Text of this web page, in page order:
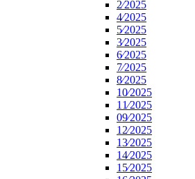
2⁄2025
4⁄2025
5⁄2025
3⁄2025
6⁄2025
7⁄2025
8⁄2025
10⁄2025
11⁄2025
09⁄2025
12⁄2025
13⁄2025
14⁄2025
15⁄2025